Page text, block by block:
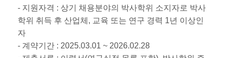
- 지원자격 : 상기 채용분야의 박사학위 소지자로 박사
학위 취득 후 산업체 , 교육 또는 연구 경력 1년 이상인
자
- 계약기간 : 2025.03.01 ~ 2026.02.28